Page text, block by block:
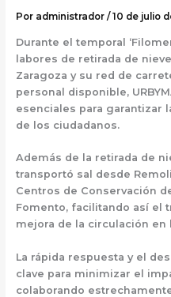
Por administrador / 10 de julio
Durante el temporal
labores de retirada de
Zaragoza y su red de
personal disponible,
esenciales para garantizar
de los ciudadanos.
Además de la retirada de
transportó sal desde
Centros de Conservación
Fomento, facilitando así el
mejora de la circulación en
La rápida respuesta y el
clave para minimizar el
colaborando